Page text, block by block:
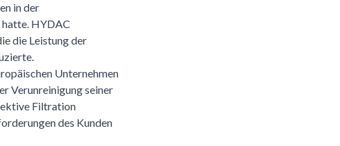
in der
HYDAC
die Leistung der
Unternehmen
Verunreinigung seiner
Filtration
des Kunden